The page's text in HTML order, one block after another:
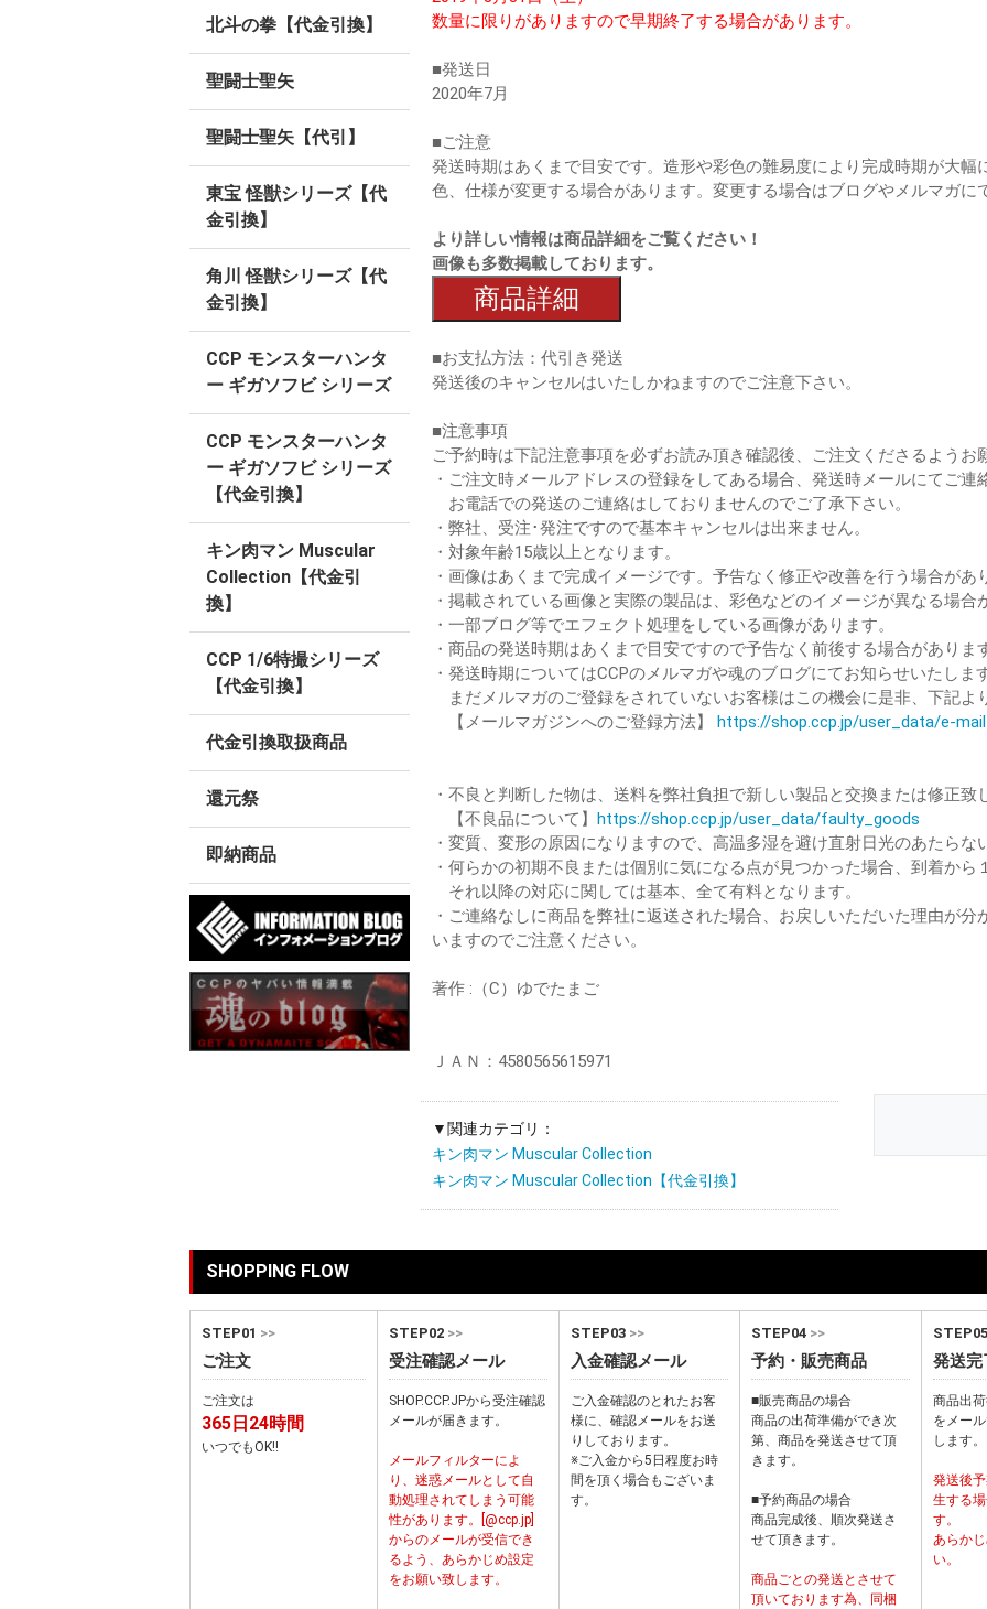
数量に限りがありますので早期終了する場合があります。
■発送日
2020年7月
■ご注意
発送時期はあくまで目安です。造形や彩色の難易度により完成時期が大幅
色、仕様が変更する場合があります。変更する場合はブログやメルマガに
より詳しい情報は商品詳細をご覧ください！
画像も多数掲載しております。
商品詳細
■お支払方法：代引き発送
発送後のキャンセルはいたしかねますのでご注意下さい。
■注意事項
ご予約時は下記注意事項を必ずお読み頂き確認後、ご注文くださるようお
・ご注文時メールアドレスの登録をしてある場合、発送時メールにてご連
お電話での発送のご連絡はしておりませんのでご了承下さい。
・弊社、受注･発注ですので基本キャンセルは出来ません。
・対象年齢15歳以上となります。
・画像はあくまで完成イメージです。予告なく修正や改善を行う場合があ
・掲載されている画像と実際の製品は、彩色などのイメージが異なる場合
・一部ブログ等でエフェクト処理をしている画像があります。
・商品の発送時期はあくまで目安ですので予告なく前後する場合がありま
・発送時期についてはCCPのメルマガや魂のブログにてお知らせいたします
まだメルマガのご登録をされていないお客様はこの機会に是非、下記よ
【メールマガジンへのご登録方法】 https://shop.ccp.jp/user_data/e-
・不良と判断した物は、送料を弊社負担で新しい製品と交換または修正致
【不良品について】 https://shop.ccp.jp/user_data/faulty_goods
・変質、変形の原因になりますので、高温多湿を避け直射日光のあたらな
・何らかの初期不良または個別に気になる点が見つかった場合、到着から
それ以降の対応に関しては基本、全て有料となります。
・ご連絡なしに商品を弊社に返送された場合、お戻しいただいた理由が
いますのでご注意ください。
著作 :（C）ゆでたまご
ＪＡＮ：4580565615971
▼関連カテゴリ：
キン肉マン Muscular Collection
キン肉マン Muscular Collection【代金引換】
北斗の拳【代金引換】
聖闘士聖矢
聖闘士聖矢【代引】
東宝 怪獣シリーズ【代
金引換】
角川 怪獣シリーズ【代
金引換】
CCP モンスターハンタ
ー ギガソフビ シリーズ
CCP モンスターハンタ
ー ギガソフビ シリーズ
【代金引換】
キン肉マン Muscular
Collection【代金引
換】
CCP 1/6特撮シリーズ
【代金引換】
代金引換取扱商品
還元祭
即納商品
SHOPPING FLOW
STEP01 >>
ご注文
ご注文は
365日24時間
いつでもOK!!
STEP02 >>
受注確認メール
SHOP.CCP.JPから受注確認
メールが届きます。
メールフィルターによ
り、迷惑メールとして自
動処理されてしまう可能
性があります。[@ccp.jp]
からのメールが受信でき
るよう、あらかじめ設定
をお願い致します。
STEP03 >>
入金確認メール
ご入金確認のとれたお客
様に、確認メールをお送
りしております。
※ご入金から5日程度お時
間を頂く場合もございま
す。
STEP04 >>
予約・販売商品
■販売商品の場合
商品の出荷準備ができ次
第、商品を発送させて頂
きます。
■予約商品の場合
商品完成後、順次発送さ
せて頂きます。
商品ごとの発送とさせて
頂いております為、同梱
STEP05
発送
商品出
をメー
します。
発送後
生する
す。
あらか
い。